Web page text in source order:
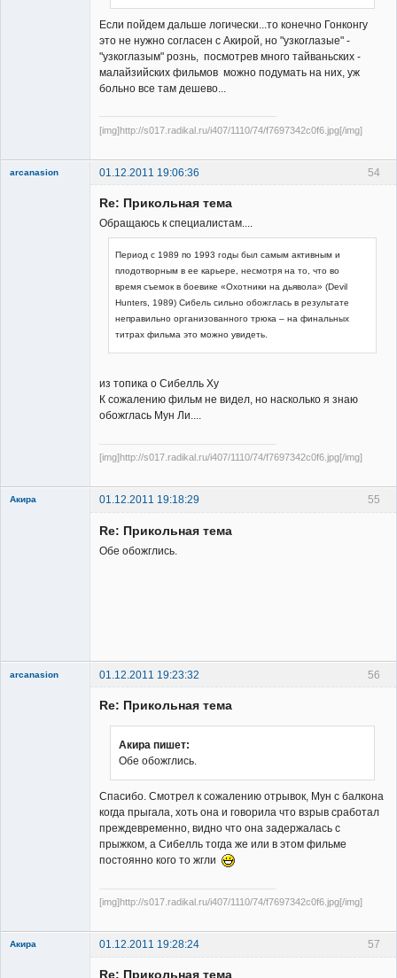
Если пойдем дальше логически...то конечно Гонконгу
это не нужно согласен с Акирой, но "узкоглазые" -
"узкоглазым" рознь, посмотрев много тайваньских -
малайзийских фильмов можно подумать на них, уж
больно все там дешево...
[img]http://s017.radikal.ru/i407/1110/74/f7697342c0f6.jpg[/img]
54
arcanasion 01.12.2011 19:06:36
Re: Прикольная тема
Обращаюсь к специалистам....
Период с 1989 по 1993 годы был самым активным и
плодотворным в ее карьере, несмотря на то, что во
время съемок в боевике «Охотники на дьявола» (Devil
Hunters, 1989) Сибель сильно обожглась в результате
неправильно организованного трюка – на финальных
титрах фильма это можно увидеть.
из топика о Сибелль Ху
К сожалению фильм не видел, но насколько я знаю
обожглась Мун Ли....
[img]http://s017.radikal.ru/i407/1110/74/f7697342c0f6.jpg[/img]
55
Акира 01.12.2011 19:18:29
Re: Прикольная тема
Обе обожглись.
56
arcanasion 01.12.2011 19:23:32
Re: Прикольная тема
Акира пишет:
Обе обожглись.
Спасибо. Смотрел к сожалению отрывок, Мун с балкона
когда прыгала, хоть она и говорила что взрыв сработал
преждевременно, видно что она задержалась с
прыжком, а Сибелль тогда же или в этом фильме
постоянно кого то жгли
[img]http://s017.radikal.ru/i407/1110/74/f7697342c0f6.jpg[/img]
57
Акира 01.12.2011 19:28:24
Re: Прикольная тема